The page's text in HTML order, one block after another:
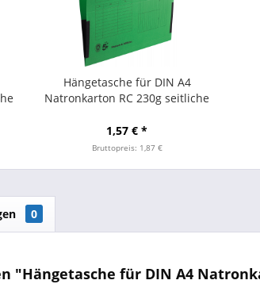
Hängetasche für DIN A4
Natronkarton RC 230g seitliche
1,57 € *
Bruttopreis: 1,87 €
0
"Hängetasche für DIN A4